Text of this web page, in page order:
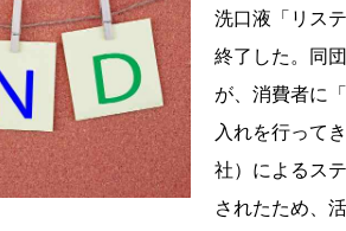
洗口液「リス
終了した。同
が、消費者に
入れを行って
社）によるス
されたため、